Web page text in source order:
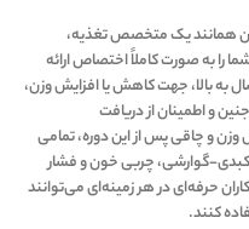
همانند یک متخصص تغذیه،
را به صورت کاملاً اختصاص ارائه
و تمامی افراد با هر شرایطی از سن ۵ سال به بالا، جهت کاهش یا افزایش وزن،
و اطمینان از دریافت
و چاقی پس از این دوره، تمامی
کبدی-گوارشی، چربی خون و فشار
حرفه‌ای در هر زمینه‌ای می‌توانند
کنند.